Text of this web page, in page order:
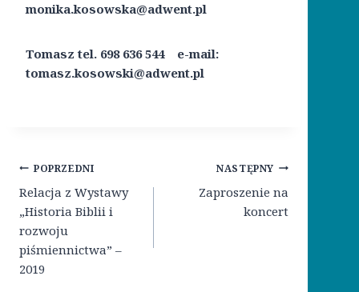
monika.kosowska@adwent.pl
Tomasz tel. 698 636 544 e-mail:
tomasz.kosowski@adwent.pl
Nawigacja
wpisu
POPRZEDNI
Relacja z Wystawy
„Historia Biblii i
rozwoju
piśmiennictwa” –
2019
NASTĘPNY
Zaproszenie na
koncert